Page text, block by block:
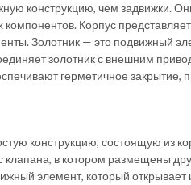
конструкцию, чем задвижки.
компонентов. Корпус
Золотник — это подвижный
золотник с внешним
герметичное закрытие,
конструкцию, состоящую из
клапана, в котором размещены
элемент, который